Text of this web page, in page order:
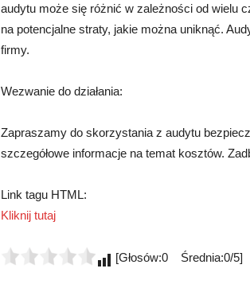
audytu może się różnić w zależności od wielu
na potencjalne straty, jakie można uniknąć.
firmy.
Wezwanie do działania:
Zapraszamy do skorzystania z audytu
szczegółowe informacje na temat kosztów.
Link tagu HTML:
Kliknij tutaj
[Głosów:0 Średnia:0/5]